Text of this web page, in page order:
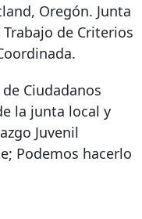
Oregón. Junta
de Criterios
Ciudadanos
la junta local y
Juvenil
Podemos hacerlo